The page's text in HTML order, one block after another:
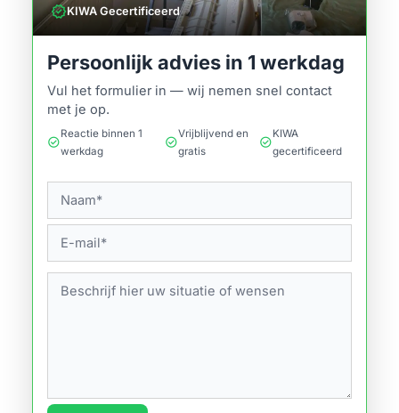
verifiedKIWA Gecertificeerd
Persoonlijk advies in 1 werkdag
Vul het formulier in — wij nemen snel contact
met je op.
check_circle
Reactie binnen 1
werkdag
check_circle
Vrijblijvend en
gratis
check_circle
KIWA
gecertificeerd